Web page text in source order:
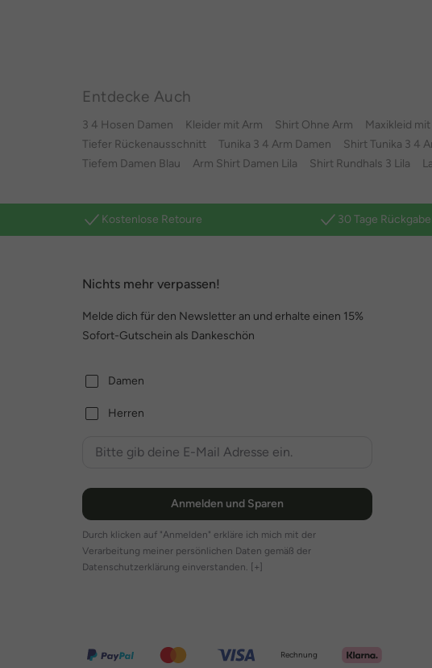
Entdecke Auch
3 4 Hosen Damen Kleider mit Arm Shirt Ohne Arm Maxikleid
Tiefer Rückenausschnitt
Tunika 3 4 Arm Damen Shirt Tunika 3 4
Tiefem Damen Blau
Arm Shirt Damen Lila Shirt Rundhals 3 Lila
Kostenlose Retoure 30 Tage
Nichts mehr verpassen!
Melde dich für den Newsletter an und erhalte einen 15%
Sofort-Gutschein als Dankeschön
Damen
Herren
Anmelden und Sparen
Durch klicken auf "Anmelden" erkläre ich mich mit der
Verarbeitung meiner persönlichen Daten gemäß der
Datenschutzerklärung einverstanden. [+]
Rechnung